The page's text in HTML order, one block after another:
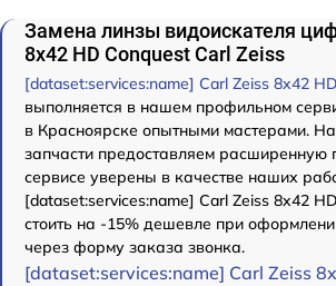
Замена линзы видоискателя
8x42 HD Conquest Carl Zeiss
[dataset:services:name] Carl Zeiss 8x42
выполняется в нашем профильном
в Красноярске опытными мастерами.
запчасти предоставляем
сервисе уверены в качестве наших
[dataset:services:name] Carl Zeiss 8x42
стоить на -15% дешевле при
через форму заказа звонка.
[dataset:services:name] Carl Zeiss